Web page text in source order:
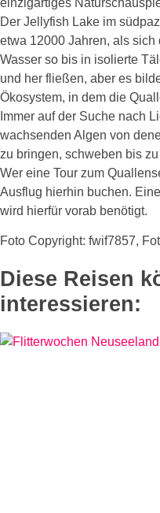
einzigartiges
Der Jellyfish Lake im
etwa 12000 Jahren, als
Wasser so bis in isolierte
und her fließen, aber es
Ökosystem, in dem die
Immer auf der Suche nach
wachsenden Algen von
zu bringen, schweben bis
Wer eine Tour zum
Ausflug hierhin buchen.
wird hierfür vorab benötigt.
Foto Copyright: fwif7857,
Diese Reisen
interessieren: